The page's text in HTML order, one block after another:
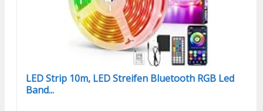
LED Strip 10m, LED Streifen Bluetooth RGB Led
Band...